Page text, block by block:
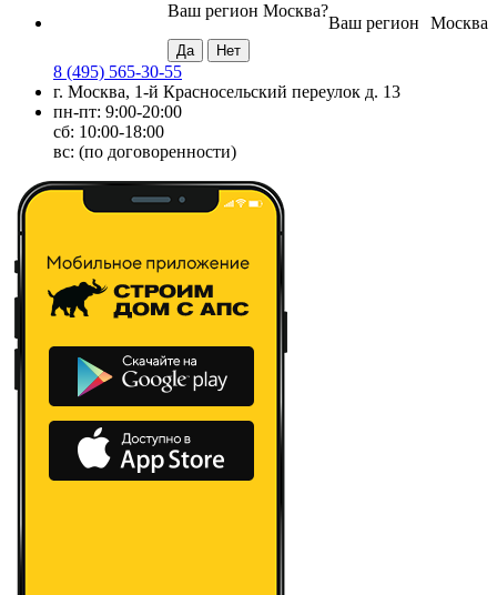
Москва
Ваш регион
Ваш регион Москва?
8 (495) 565-30-55
г. Москва, 1-й Красносельский переулок д. 13
пн-пт: 9:00-20:00
сб: 10:00-18:00
вс: (по договоренности)